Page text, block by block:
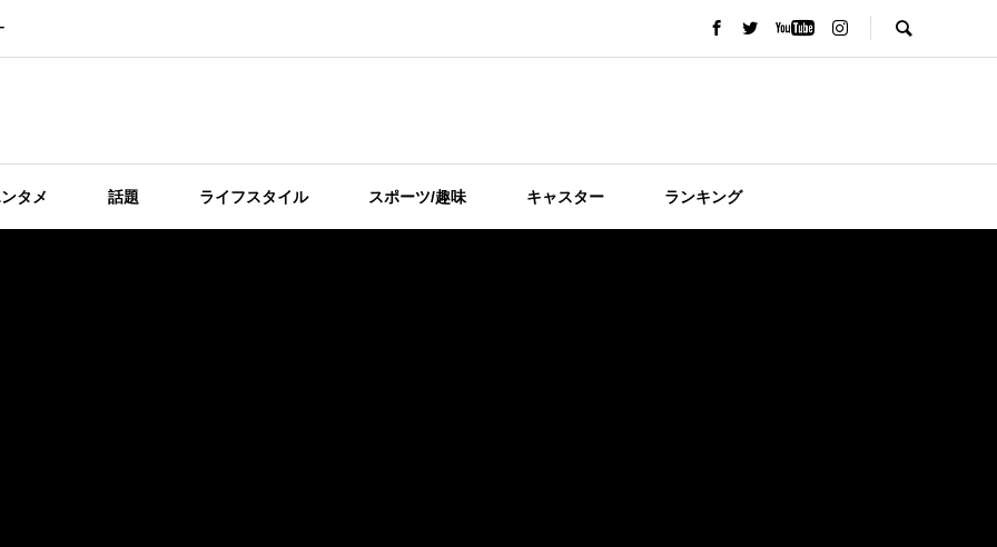
タメ 話題 ライフスタイル スポーツ/趣味 キャスター ランキング